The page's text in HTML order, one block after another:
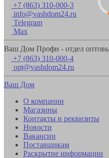
+7 (863) 310-000-3
info@vashdom24.ru
Telegram
Max
Ваш Дом Профи - отдел
+7 (863) 310-000-4
opt@vashdom24.ru
Ваш Дом
О компании
Магазины
Контакты и реквизиты
Новости
Вакансии
Поставщикам
Раскрытие информации